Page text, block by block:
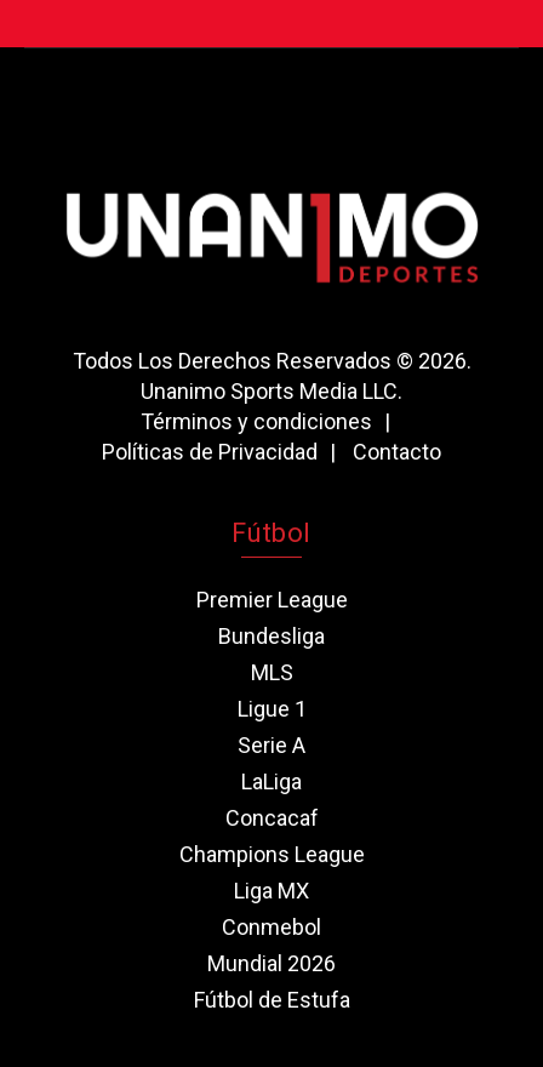
Todos Los Derechos Reservados © 2026.
Unanimo Sports Media LLC.
Términos y condiciones
Políticas de Privacidad
Contacto
Fútbol
Premier League
Bundesliga
MLS
Ligue 1
Serie A
LaLiga
Concacaf
Champions League
Liga MX
Conmebol
Mundial 2026
Fútbol de Estufa